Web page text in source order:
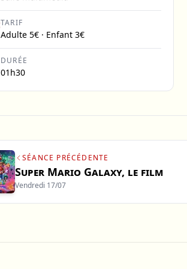
TARIF
Adulte 5€ · Enfant 3€
DURÉE
01h30
SÉANCE PRÉCÉDENTE
Super Mario Galaxy, le film
Vendredi 17/07